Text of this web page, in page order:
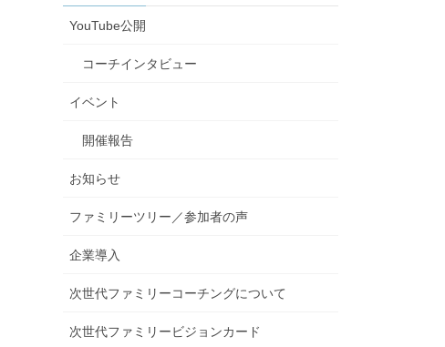
YouTube公開
コーチインタビュー
イベント
開催報告
お知らせ
ファミリーツリー／参加者の声
企業導入
次世代ファミリーコーチングについて
次世代ファミリービジョンカード